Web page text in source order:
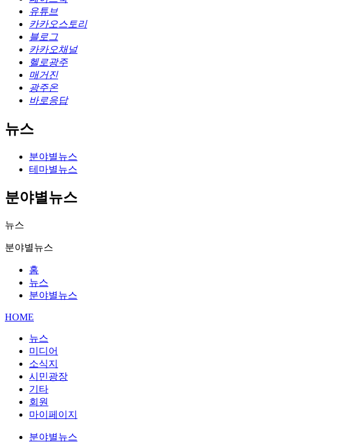
유튜브
카카오스토리
블로그
카카오채널
헬로광주
매거진
광주온
바로응답
뉴스
분야별뉴스
테마별뉴스
분야별뉴스
뉴스
분야별뉴스
홈
뉴스
분야별뉴스
HOME
뉴스
미디어
소식지
시민광장
기타
회원
마이페이지
분야별뉴스